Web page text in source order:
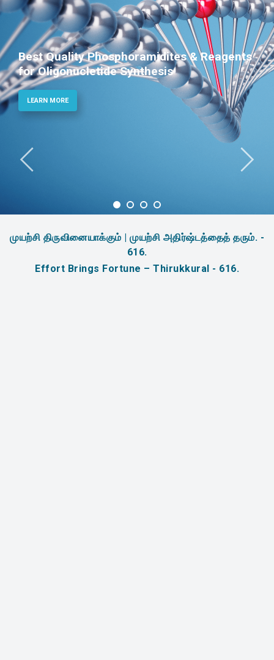
Best Quality Phosphoramidites & Reagents
for Oligonucletide Synthesis
LEARN MORE
முயற்சி திருவினையாக்கும் | முயற்சி அதிர்ஷ்டத்தைத் தரும். -
616.
Effort Brings Fortune – Thirukkural - 616.